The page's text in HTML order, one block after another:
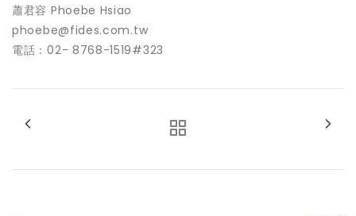
蕭君容 Phoebe Hsiao
phoebe@fides.com.tw
電話：02- 8768-1519#323